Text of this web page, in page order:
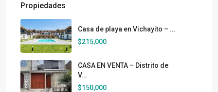
Propiedades
Casa de playa en Vichayito – ...
$215,000
CASA EN VENTA – Distrito de
V...
$150,000